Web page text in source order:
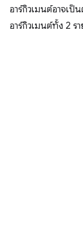
อาร์กิวเมนต์อาจเป็
อาร์กิวเมนต์ทั้ง 2 ร